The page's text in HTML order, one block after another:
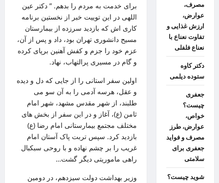
برای خدمت به مردم را بدهم. ” دکتر عین
اللهی در این توییت خبر از نخستین برنامه
کاری اش که بازدید سرزده از بیمارستان
مسیح دانشوری تهران بود، داد و پس از آن،
عزم خود را جزم و کفش آهنین برپای کرده
و گام در مسیری پرالتهاب، نهاد.
اولین سفر استانی را از جایی که دل و دیده
و عقل، هرسه آدمی را به آن سو می
طلبند، از شهر مقدس مشهد، شهر امام
ثامن (ع)، آغاز و در این سفر از بخش های
مختلف مجتمع بیمارستانی امام رضا (ع)
بازدید کرد. سپس تربت پاک آستان امام
غریب را بر چشم نهاده و با روحی سبکبال
راهی ماموریتی دیگر گشت…
وزیر بهداشت دولت سیزدهم، در دومین
مصرف،
عوارض،
ارزش غذایی و
تفاوت نعناع با
نعناع فلفلی
دکتر کاوه
ستوده دیلمی
جعفری
چیست؟
خواص،
عوارض، طرز
مصرف و فواید
جعفری برای
سلامتی
شوید چیست؟